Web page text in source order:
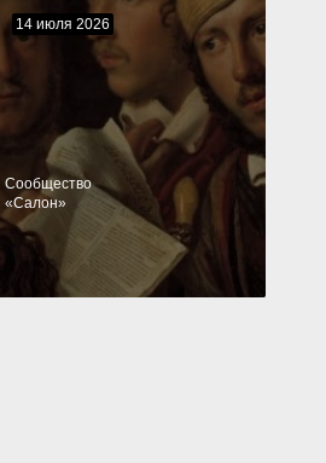
14 июля 2026
Cообщество
«Салон»